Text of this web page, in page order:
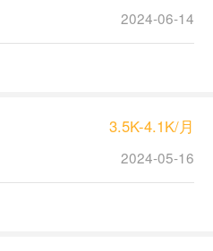
2024-06-14
3.5K-4.1K/月
2024-05-16